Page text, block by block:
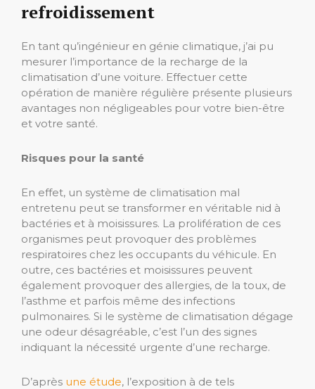
refroidissement
En tant qu’ingénieur en génie climatique, j’ai pu
mesurer l’importance de la recharge de la
climatisation d’une voiture. Effectuer cette
opération de manière régulière présente plusieurs
avantages non négligeables pour votre bien-être
et votre santé.
Risques pour la santé
En effet, un système de climatisation mal
entretenu peut se transformer en véritable nid à
bactéries et à moisissures. La prolifération de ces
organismes peut provoquer des problèmes
respiratoires chez les occupants du véhicule. En
outre, ces bactéries et moisissures peuvent
également provoquer des allergies, de la toux, de
l’asthme et parfois même des infections
pulmonaires. Si le système de climatisation dégage
une odeur désagréable, c’est l’un des signes
indiquant la nécessité urgente d’une recharge.
D’après une étude, l’exposition à de tels